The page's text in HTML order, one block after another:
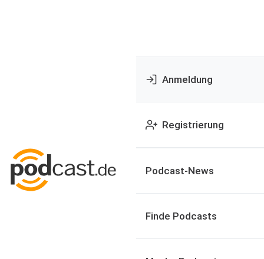
Anmeldung
Registrierung
Podcast-News
Finde Podcasts